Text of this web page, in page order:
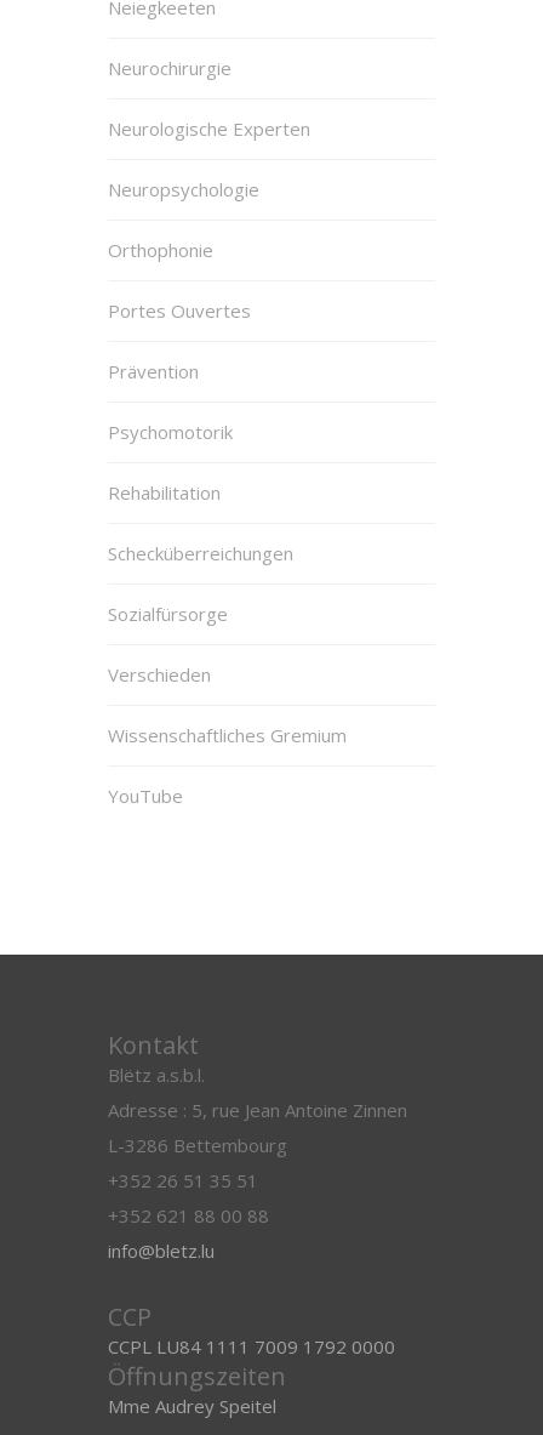
Neiegkeeten
Neurochirurgie
Neurologische Experten
Neuropsychologie
Orthophonie
Portes Ouvertes
Prävention
Psychomotorik
Rehabilitation
Schecküberreichungen
Sozialfürsorge
Verschieden
Wissenschaftliches Gremium
YouTube
Kontakt
Blëtz a.s.b.l.
Adresse : 5, rue Jean Antoine Zinnen
L-3286 Bettembourg
+352 26 51 35 51
+352 621 88 00 88
info@bletz.lu
CCP
CCPL LU84 1111 7009 1792 0000
Öffnungszeiten
Mme Audrey Speitel